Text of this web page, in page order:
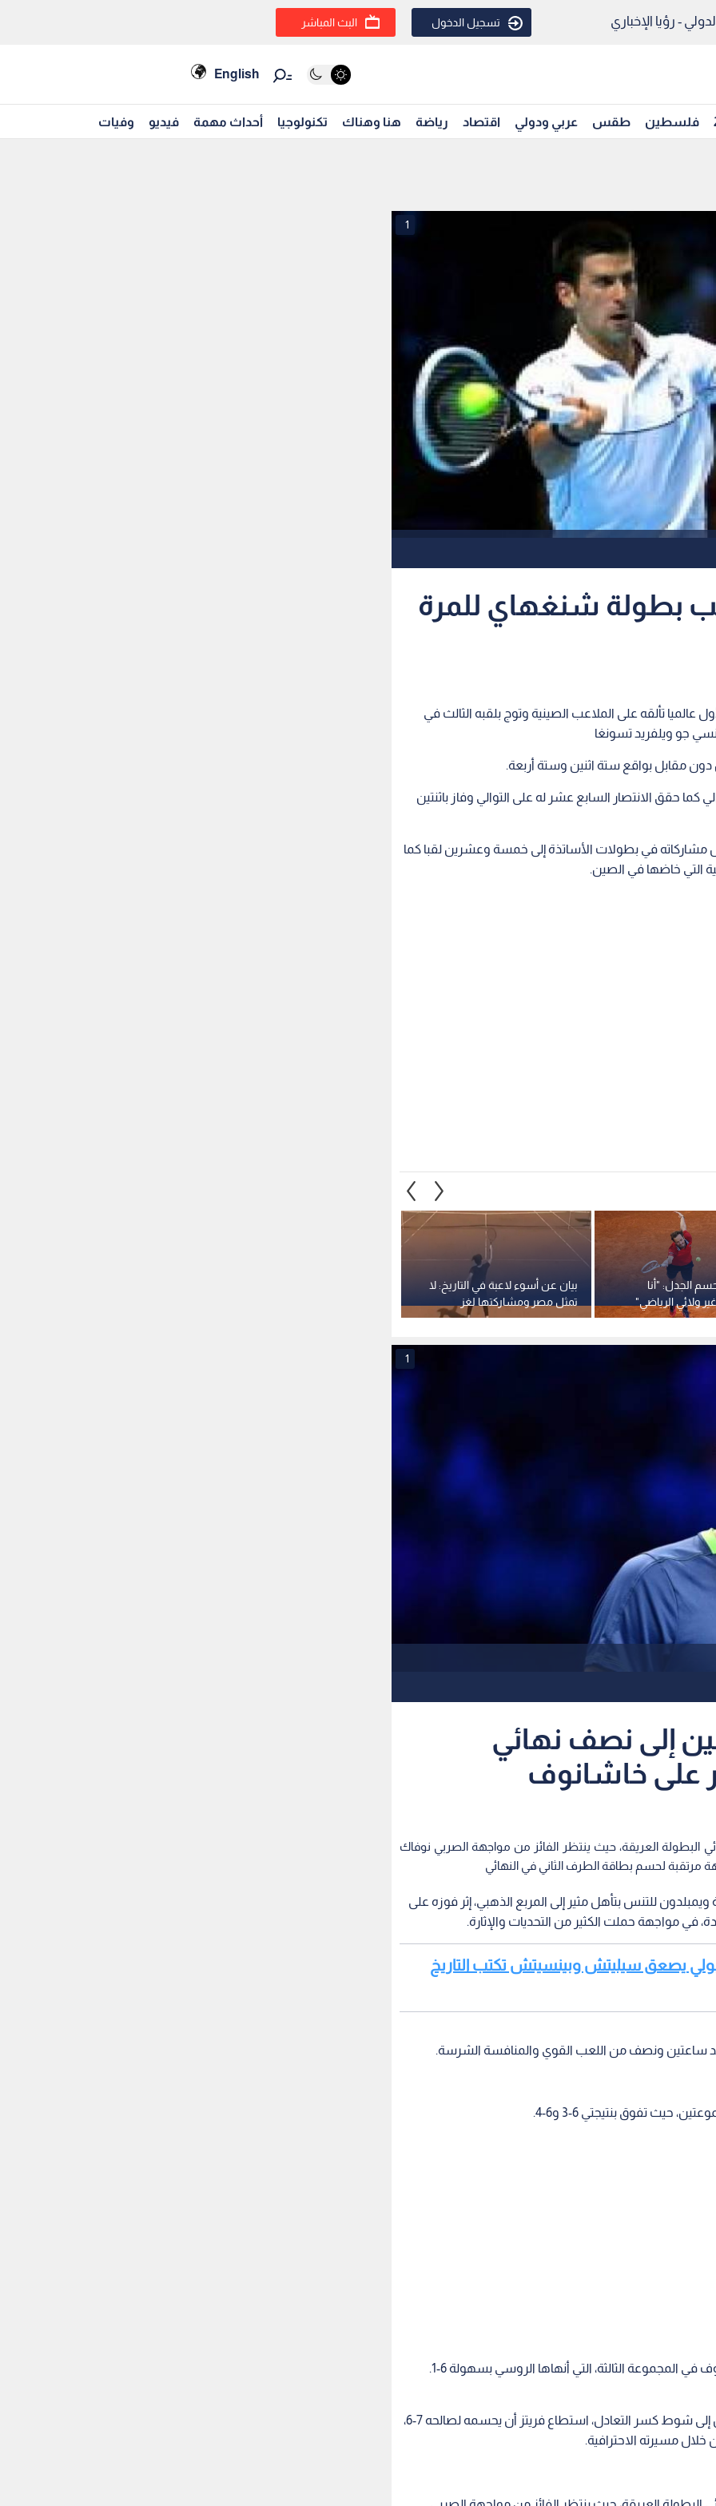
- رؤيا الإخباري تسجيل الدخول البث المباشر
English
فلسطين طقس عربي ودولي اقتصاد رياضة هنا وهناك تكنولوجيا أحداث مهمة فيديو وفيات
1
بطولة شنغهاي للمرة
تألقه على الملاعب الصينية وتوج بلقبه الثالث في
جو ويلفريد تسونغا
مقابل بواقع ستة اثنين وستة أربعة.
كما حقق الانتصار السابع عشر له على التوالي وفاز باثنتين
في بطولات الأساتذة إلى خمسة وعشرين لقبا كما
التي خاضها في الصين.
بيان عن أسوء لاعبة في التاريخ: لا
تمثل مصر ومشاركتها لغز
الجدل: "أنا
ولائي الرياضي"
1
إلى نصف نهائي
على خاشانوف
البطولة العريقة، حيث ينتظر الفائز من مواجهة الصربي نوفاك
مرتقبة لحسم بطاقة الطرف الثاني في النهائي
ويمبلدون للتنس بتأهل مثير إلى المربع الذهبي، إثر فوزه على
في مواجهة حملت الكثير من التحديات والإثارة.
يصعق سيليتش وبينسيتش تكتب التاريخ
حيث تفوق بنتيجتي 6-3 و6-4.
المجموعة الثالثة، التي أنهاها الروسي بسهولة 6-1.
المجموعة الرابعة كانت الأكثر درامية، واحتكم الطرفان إلى شوط كسر التعادل، استطاع فريتز أن يحسمه لصالحه 7-6،
مسيرته الاحترافية.